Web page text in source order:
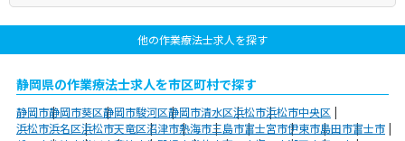
他の作業療法士求人を探す
静岡県の作業療法士求人を市区町村で探す
静岡市静岡市葵区静岡市駿河区静岡市清水区浜松市浜松市中央区
浜松市浜名区浜松市天竜区沼津市熱海市三島市富士宮市伊東市島田市富士市